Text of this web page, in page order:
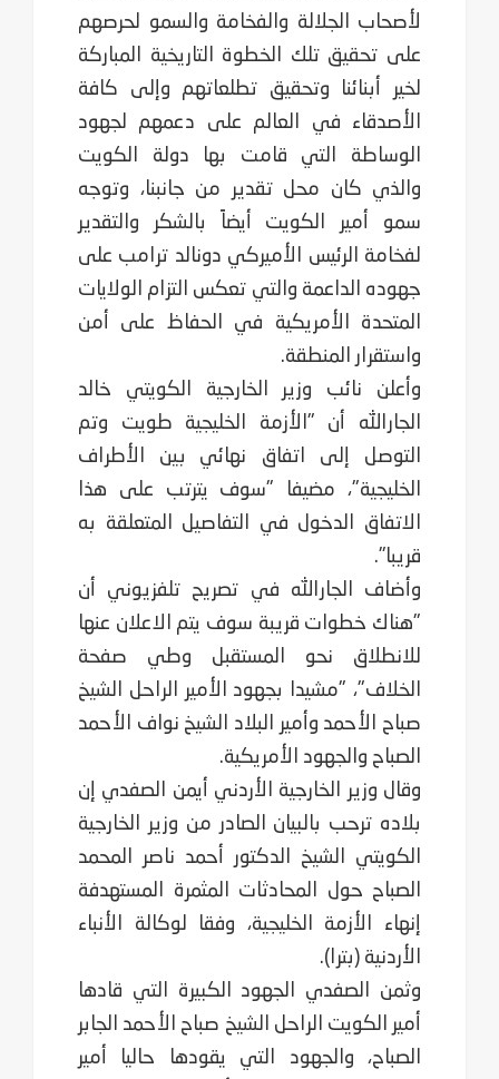
لأصحاب الجلالة والفخامة والسمو لحرصهم
على تحقيق تلك الخطوة التاريخية المباركة
لخير أبنائنا وتحقيق تطلعاتهم وإلى كافة
الأصدقاء في العالم على دعمهم لجهود
الوساطة التي قامت بها دولة الكويت
والذي كان محل تقدير من جانبنا، وتوجه
سمو أمير الكويت أيضاً بالشكر والتقدير
لفخامة الرئيس الأميركي دونالد ترامب على
جهوده الداعمة والتي تعكس التزام الولايات
المتحدة الأمريكية في الحفاظ على أمن
واستقرار المنطقة.
وأعلن نائب وزير الخارجية الكويتي خالد
الجارالله أن "الأزمة الخليجية طويت وتم
التوصل إلى اتفاق نهائي بين الأطراف
الخليجية"، مضيفا "سوف يترتب على هذا
الاتفاق الدخول في التفاصيل المتعلقة به
قريبا".
وأضاف الجارالله في تصريح تلفزيوني أن
"هناك خطوات قريبة سوف يتم الاعلان عنها
للانطلاق نحو المستقبل وطي صفحة
الخلاف"، "مشيدا بجهود الأمير الراحل الشيخ
صباح الأحمد وأمير البلاد الشيخ نواف الأحمد
الصباح والجهود الأمريكية.
وقال وزير الخارجية الأردني أيمن الصفدي إن
بلاده ترحب بالبيان الصادر من وزير الخارجية
الكويتي الشيخ الدكتور أحمد ناصر المحمد
الصباح حول المحادثات المثمرة المستهدفة
إنهاء الأزمة الخليجية، وفقا لوكالة الأنباء
الأردنية (بترا).
وثمن الصفدي الجهود الكبيرة التي قادها
أمير الكويت الراحل الشيخ صباح الأحمد الجابر
الصباح، والجهود التي يقودها حاليا أمير